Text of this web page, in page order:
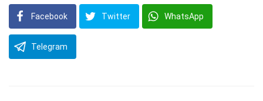
Facebook Twitter WhatsApp
Telegram